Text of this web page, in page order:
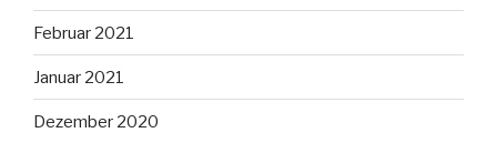
Februar 2021
Januar 2021
Dezember 2020